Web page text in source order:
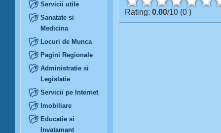
Servicii utile
Sanatate si
Medicina
Locuri de Munca
Pagini Regionale
Administratie si
Legislatie
Servicii pe Internet
Imobiliare
Educatie si
Invatamant
Rating: 0.00/10 (0 )